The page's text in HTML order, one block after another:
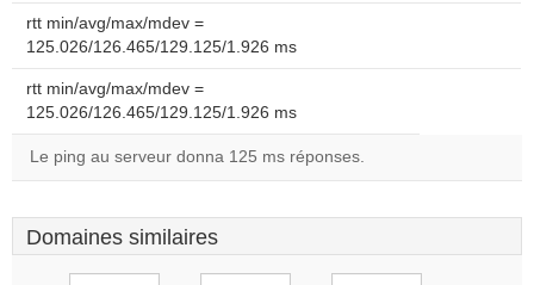
rtt min/avg/max/mdev =
125.026/126.465/129.125/1.926 ms
rtt min/avg/max/mdev =
125.026/126.465/129.125/1.926 ms
Le ping au serveur donna 125 ms réponses.
Domaines similaires